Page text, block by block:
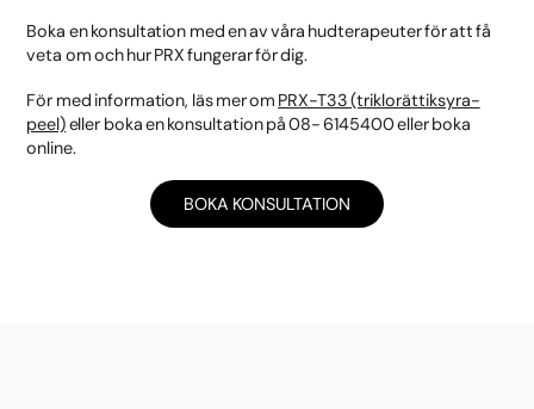
Boka en konsultation med en av våra hudterapeuter för att få
veta om och hur PRX fungerar för dig.
För med information, läs mer om PRX-T33 (triklorättiksyra-
peel)eller boka en konsultation på 08- 6145400 eller boka
online.
BOKA KONSULTATION